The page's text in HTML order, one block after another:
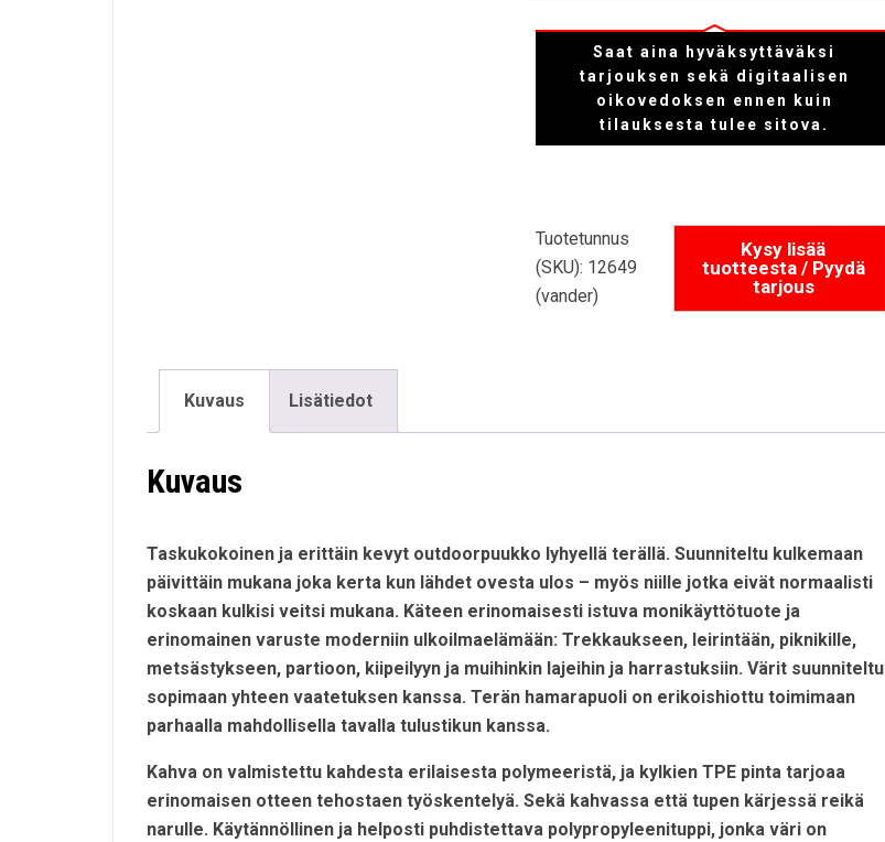
Saat aina hyväksyttäväksi
tarjouksen sekä digitaalisen
oikovedoksen ennen kuin
tilauksesta tulee sitova.
Tuotetunnus
(SKU): 12649
(vander)
Kuvaus Lisätiedot
Kuvaus
Taskukokoinen ja erittäin kevyt outdoorpuukko lyhyellä terällä. Suunniteltu kulkemaan
päivittäin mukana joka kerta kun lähdet ovesta ulos – myös niille jotka eivät normaalisti
koskaan kulkisi veitsi mukana. Käteen erinomaisesti istuva monikäyttötuote ja
erinomainen varuste moderniin ulkoilmaelämään: Trekkaukseen, leirintään, piknikille,
metsästykseen, partioon, kiipeilyyn ja muihinkin lajeihin ja harrastuksiin. Värit suunniteltu
sopimaan yhteen vaatetuksen kanssa. Terän hamarapuoli on erikoishiottu toimimaan
parhaalla mahdollisella tavalla tulustikun kanssa.
Kahva on valmistettu kahdesta erilaisesta polymeeristä, ja kylkien TPE pinta tarjoaa
erinomaisen otteen tehostaen työskentelyä. Sekä kahvassa että tupen kärjessä reikä
narulle. Käytännöllinen ja helposti puhdistettava polypropyleenituppi, jonka väri on